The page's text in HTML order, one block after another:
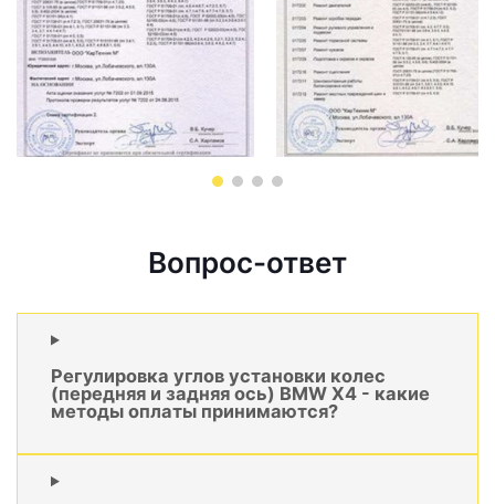
Вопрос-ответ
Регулировка углов установки колес
(передняя и задняя ось) BMW X4 - какие
методы оплаты принимаются?